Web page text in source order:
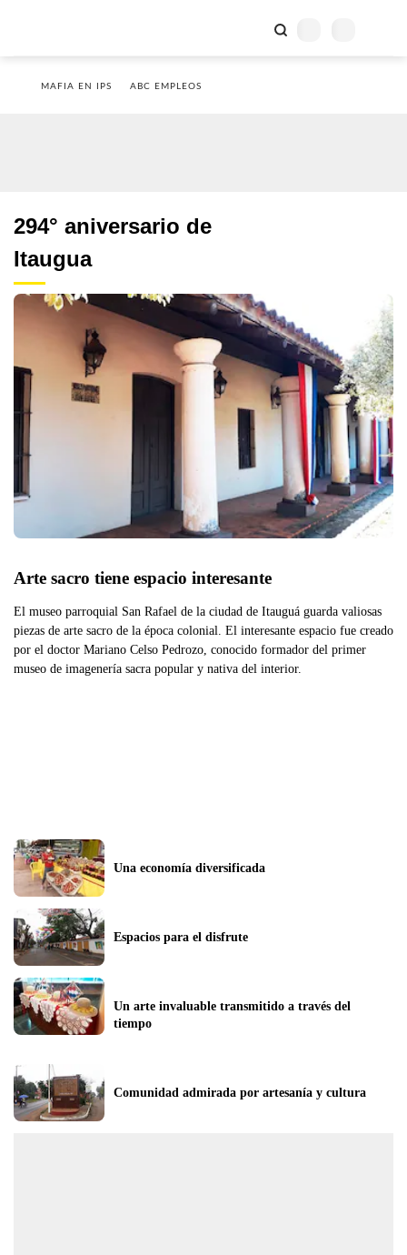
MAFIA EN IPS ABC EMPLEOS
294° aniversario de
Itaugua
Arte sacro tiene espacio interesante
El museo parroquial San Rafael de la ciudad de Itauguá guarda valiosas
piezas de arte sacro de la época colonial. El interesante espacio fue creado
por el doctor Mariano Celso Pedrozo, conocido formador del primer
museo de imagenería sacra popular y nativa del interior.
Una economía diversificada
Espacios para el disfrute
Un arte invaluable transmitido a través del
tiempo
Comunidad admirada por artesanía y cultura